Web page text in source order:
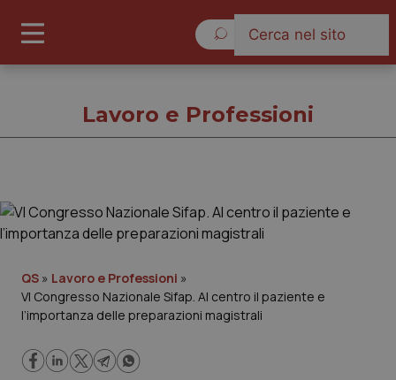
Governo e Parlamento
Regioni e Asl
Lavoro e Professioni
QS » Lavoro e Professioni »
VI Congresso Nazionale Sifap. Al centro il paziente e
l’importanza delle preparazioni magistrali